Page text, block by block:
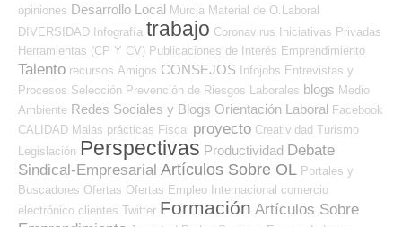
opiniones Desarrollo Local Murcia Material de O.Laboral
DIVERSIDAD Infografía trabajo Coronavirus
Iniciativas Privadas
Herramientas (CP Y CV) Publicaciones de Interés Emprendimiento
Talento recursos Amigos CONSEJOS Infojobs Entrevistas y
Procesos Selección Prevención de Riesgos Laborales blogs Medio
Ambiente Redes Sociales y Blogs Orientación Laboral Facebook
CALIDAD Malas prácticas Fiscal proyecto Creatividad Turismo
Legislación Perspectivas Productividad Debate
Sindical-Empresarial Artículos Sobre OL Portales y
Buscadores Ofertas Ofertas Empleo Internacional comercio
electrónico clientes Twitter Formación Artículos Sobre